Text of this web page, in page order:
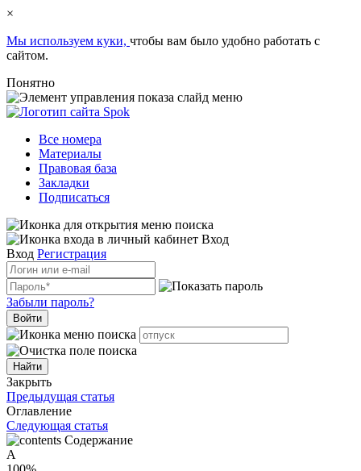
×
Мы используем куки, чтобы вам было удобно работать с
сайтом.
Понятно
Все номера
Материалы
Правовая база
Закладки
Подписаться
Вход
Вход Регистрация
Забыли пароль?
Войти
Закрыть
Предыдущая статья
Оглавление
Следующая статья
Содержание
A